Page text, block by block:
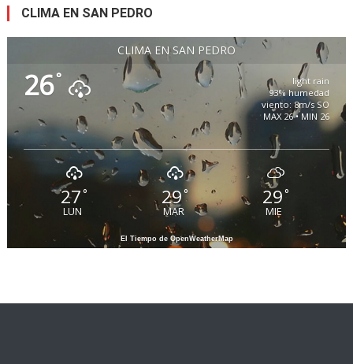
CLIMA EN SAN PEDRO
CLIMA EN SAN PEDRO
26°
light rain
93% humedad
viento: 8m/s SO
MAX 26 • MIN 26
27°
LUN
29 °
MAR
29°
MIE
El Tiempo de OpenWeatherMap